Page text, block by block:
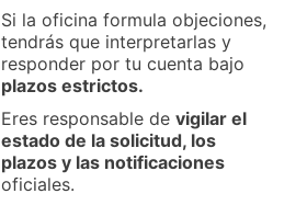
Si la oficina formula objeciones,
tendrás que interpretarlas y
responder por tu cuenta bajo
plazos estrictos.
Eres responsable de vigilar el
estado de la solicitud, los
plazos y las notificaciones
oficiales.